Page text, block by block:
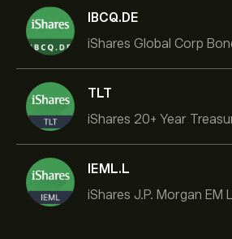
IBCQ.DE
TLT
IEML.L